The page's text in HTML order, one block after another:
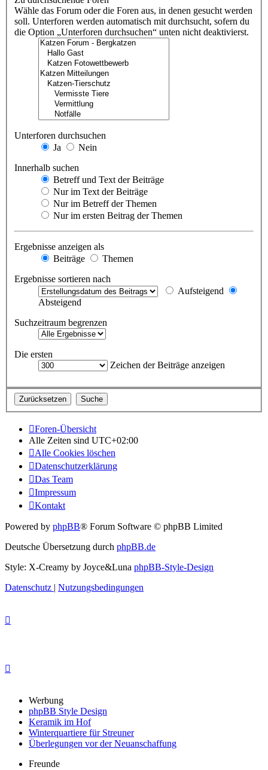
Wähle das Forum oder die Foren aus, in denen gesucht werden
soll. Unterforen werden automatisch mit durchsucht, sofern du
die Option „Unterforen durchsuchen“ unten nicht deaktivierst.
Unterforen durchsuchen
Ja
Nein
Innerhalb suchen
Betreff und Text der Beiträge
Nur im Text der Beiträge
Nur im Betreff der Themen
Nur im ersten Beitrag der Themen
Ergebnisse anzeigen als
Beiträge
Themen
Ergebnisse sortieren nach
Aufsteigend
Absteigend
Suchzeitraum begrenzen
Die ersten
Zeichen der Beiträge anzeigen
Foren-Übersicht
Alle Zeiten sind UTC+02:00
Alle Cookies löschen
Datenschutzerklärung
Das Team
Impressum
Kontakt
Powered by phpBB® Forum Software © phpBB Limited
Deutsche Übersetzung durch phpBB.de
Style: X-Creamy by Joyce&Luna phpBB-Style-Design
Datenschutz | Nutzungsbedingungen
Werbung
phpBB Style Design
Keramik im Hof
Winterquartiere für Streuner
Überlegungen vor der Neuanschaffung
Freunde